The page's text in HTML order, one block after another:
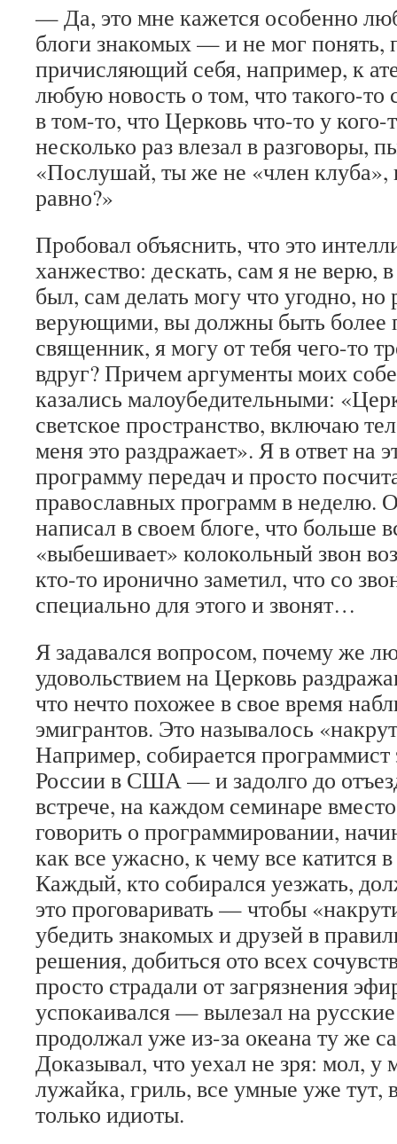
— Да, это мне кажется особенно
блоги знакомых — и не мог понять,
причисляющий себя, например, к
любую новость о том, что такого-
в том-то, что Церковь что-то у кого-
несколько раз влезал в разговоры,
«Послушай, ты же не «член клуба»,
равно?»
Пробовал объяснить, что это
ханжество: дескать, сам я не верю,
был, сам делать могу что угодно, но
верующими, вы должны быть более
священник, я могу от тебя чего-то
вдруг? Причем аргументы моих
казались малоубедительными:
светское пространство, включаю
меня это раздражает». Я в ответ на
программу передач и просто
православных программ в неделю.
написал в своем блоге, что больше
«выбешивает» колокольный звон
кто-то иронично заметил, что со
специально для этого и звонят…
Я задавался вопросом, почему же
удовольствием на Церковь
что нечто похожее в свое время
эмигрантов. Это называлось
Например, собирается программист
России в США — и задолго до
встрече, на каждом семинаре
говорить о программировании,
как все ужасно, к чему все катится
Каждый, кто собирался уезжать,
это проговаривать — чтобы
убедить знакомых и друзей в
решения, добиться ото всех
просто страдали от загрязнения
успокаивался — вылезал на
продолжал уже из-за океана ту же
Доказывал, что уехал не зря: мол, у
лужайка, гриль, все умные уже тут,
только идиоты.